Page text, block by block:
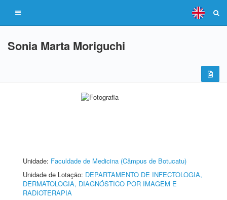
Sonia Marta Moriguchi
Unidade: Faculdade de Medicina (Câmpus de Botucatu)
Unidade de Lotação: DEPARTAMENTO DE INFECTOLOGIA,
DERMATOLOGIA, DIAGNÓSTICO POR IMAGEM E
RADIOTERAPIA